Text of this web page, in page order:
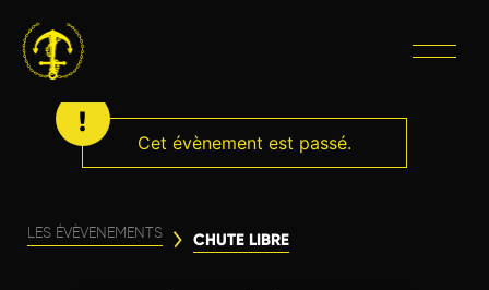
Cet évènement est passé.
LES ÉVÈVENEMENTS CHUTE LIBRE